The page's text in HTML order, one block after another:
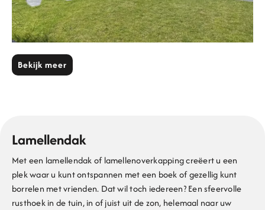
Bekijk meer
Lamellendak
Met een lamellendak of lamellenoverkapping creëert u een
plek waar u kunt ontspannen met een boek of gezellig kunt
borrelen met vrienden. Dat wil toch iedereen? Een sfeervolle
rusthoek in de tuin, in of juist uit de zon, helemaal naar uw